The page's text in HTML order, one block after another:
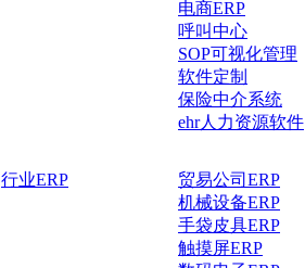
电商ERP
呼叫中心
SOP可视化管理
软件定制
保险中介系统
ehr人力资源软件
行业ERP
贸易公司ERP
机械设备ERP
手袋皮具ERP
触摸屏ERP